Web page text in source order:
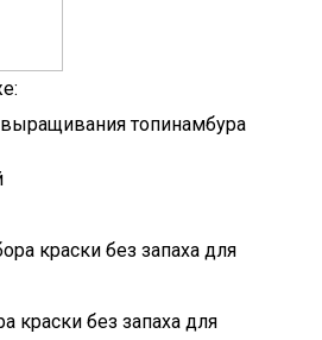
выращивания топинамбура
краски без запаха для